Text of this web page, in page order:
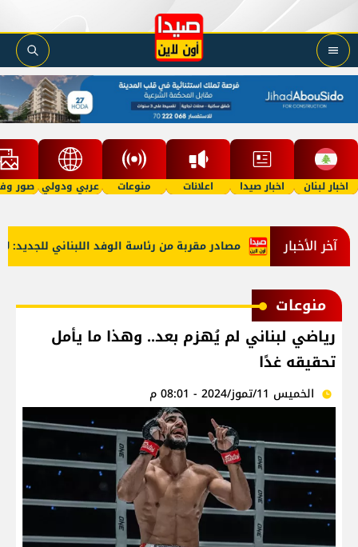
اخبار لبنان اخبار صيدا اعلانات منوعات عربي ودولي صور
آخر الأخبار مصادر مقربة من رئاسة الوفد اللبناني للجديد: لا النبطية
منوعات
رياضي لبناني لم يُهزم بعد.. وهذا ما يأمل
تحقيقه غدًا
الخميس 11/تموز/2024 - 08:01 م